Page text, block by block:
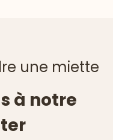
une miette
à notre